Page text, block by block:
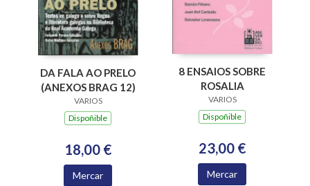
DA FALA AO PRELO
(ANEXOS BRAG 12)
VARIOS
Dispoñible
18,00 €
Mercar
8 ENSAIOS SOBRE
ROSALIA
VARIOS
Dispoñible
23,00 €
Mercar